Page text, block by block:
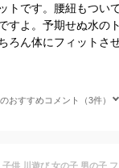
トです。腰紐もつい
すよ。予期せぬ水の
ろん体にフィットさ
おすすめコメント（3件）